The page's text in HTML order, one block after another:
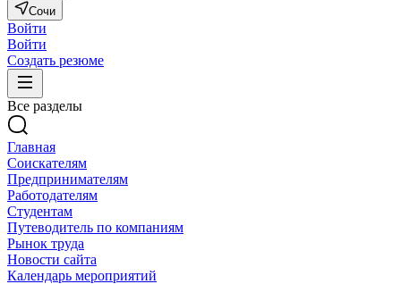
Сочи
Войти
Войти
Создать резюме
Все разделы
Главная
Соискателям
Предпринимателям
Работодателям
Студентам
Путеводитель по компаниям
Рынок труда
Новости сайта
Календарь мероприятий